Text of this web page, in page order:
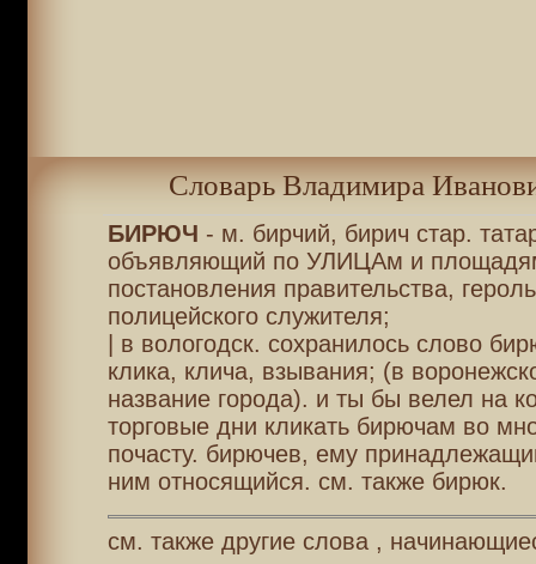
Словарь Владимира
БИРЮЧ - м. бирчий, бирич стар.
объявляющий по УЛИЦАм и
постановления правительства,
полицейского служителя;
| в вологодск. сохранилось слово
клика, клича, взывания; (в
название города). и ты бы велел на
торговые дни кликать бирючам во
почасту. бирючев, ему
ним относящийся. см. также бирюк.
см. также другие слова ,